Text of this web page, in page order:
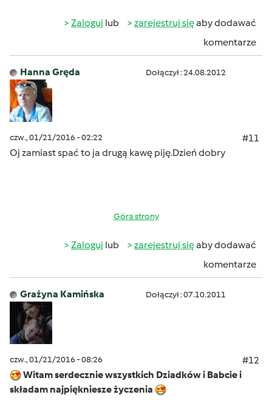
Zaloguj lub zarejestruj sięaby dodawać
komentarze
Hanna Gręda Dołączył : 24.08.2012
czw., 01/21/2016 - 02:22
#11
Oj zamiast spać to ja drugą kawę piję.Dzień dobry
Góra strony
Zaloguj lub zarejestruj sięaby dodawać
komentarze
Grażyna Kamińska Dołączył : 07.10.2011
czw., 01/21/2016 - 08:26
#12
Witam serdecznie wszystkich Dziadków i Babcie i
składam najpiękniesze życzenia